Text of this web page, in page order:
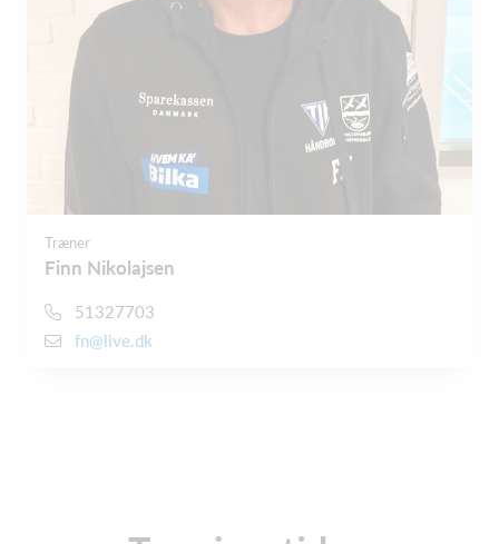
Træner
Finn Nikolajsen
51327703
fn@live.dk